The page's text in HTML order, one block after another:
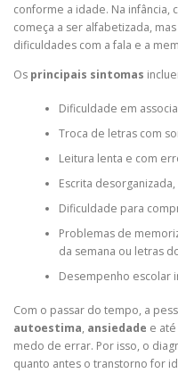
conforme a idade. Na infância,
começa a ser alfabetizada,
dificuldades com a fala e a
Os principais sintomas
Dificuldade em
Troca de letras com
Leitura lenta e com
Escrita
Dificuldade para
Problemas de
da semana ou letras
Desempenho escolar
Com o passar do tempo, a
autoestima, ansiedade e até
medo de errar. Por isso, o
quanto antes o transtorno for